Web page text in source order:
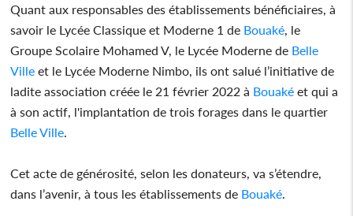
Quant aux responsables des établissements bénéficiaires, à
savoir le Lycée Classique et Moderne 1 de Bouaké , le
Groupe Scolaire Mohamed V, le Lycée Moderne de Belle
Ville et le Lycée Moderne Nimbo, ils ont salué l’initiative de
ladite association créée le 21 février 2022 à Bouaké et qui a
à son actif, l'implantation de trois forages dans le quartier
Belle Ville
Cet acte de générosité, selon les donateurs, va s’étendre,
dans l’avenir, à tous les établissements de Bouaké